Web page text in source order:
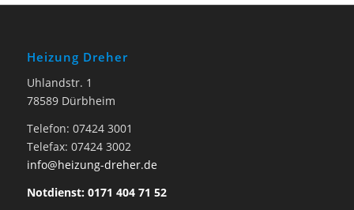
Heizung Dreher
Uhlandstr. 1
78589 Dürbheim
Telefon: 07424 3001
Telefax: 07424 3002
info@heizung-dreher.de
Notdienst: 0171 404 71 52